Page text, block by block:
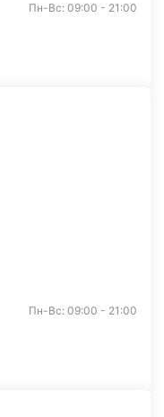
Пн-Вс: 09:00 - 21:00
Пн-Вс: 09:00 - 21:00